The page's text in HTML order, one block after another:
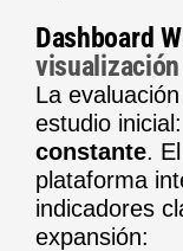
Dashboard
La
estudio
constante. El
plataforma
indicadores
expansión: